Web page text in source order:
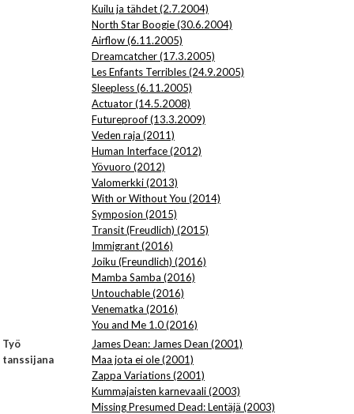
Kuilu ja tähdet (2.7.2004)
North Star Boogie (30.6.2004)
Airflow (6.11.2005)
Dreamcatcher (17.3.2005)
Les Enfants Terribles (24.9.2005)
Sleepless (6.11.2005)
Actuator (14.5.2008)
Futureproof (13.3.2009)
Veden raja (2011)
Human Interface (2012)
Yövuoro (2012)
Valomerkki (2013)
With or Without You (2014)
Symposion (2015)
Transit (Freudlich) (2015)
Immigrant (2016)
Joiku (Freundlich) (2016)
Mamba Samba (2016)
Untouchable (2016)
Venematka (2016)
You and Me 1.0 (2016)
Työ
tanssijana
James Dean: James Dean (2001)
Maa jota ei ole (2001)
Zappa Variations (2001)
Kummajaisten karnevaali (2003)
Missing Presumed Dead: Lentäjä (2003)